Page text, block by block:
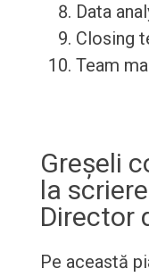
Data
Closing
Team
Greșeli
la
Director
Pe această